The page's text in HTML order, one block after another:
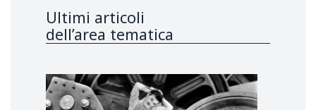
Ultimi articoli
dell’area tematica